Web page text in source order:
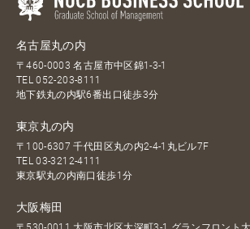
名古屋丸の内
〒460-0003 名古屋市中区錦1-3-1
TEL052-203-8111
地下鉄丸の内駅6番出口徒歩3分
東京丸の内
〒100-6307 千代田区丸の内2-4-1丸ビル7F
TEL03-3212-4111
東京駅丸の内南口徒歩1分
大阪梅田